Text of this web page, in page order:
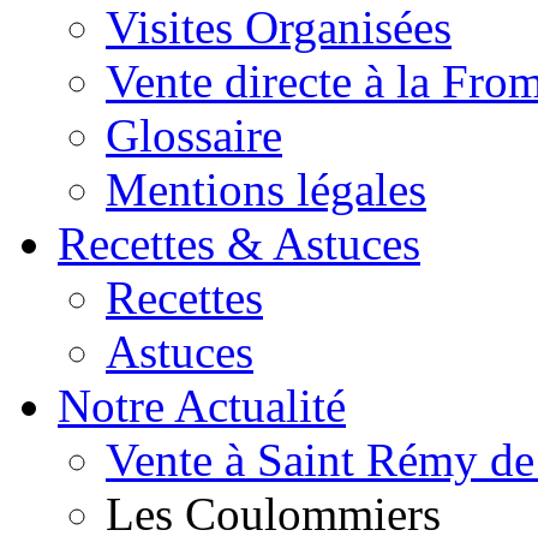
Visites Organisées
Vente directe à la
Glossaire
Mentions légales
Recettes & Astuces
Recettes
Astuces
Notre Actualité
Vente à Saint Rémy
Les Coulommiers